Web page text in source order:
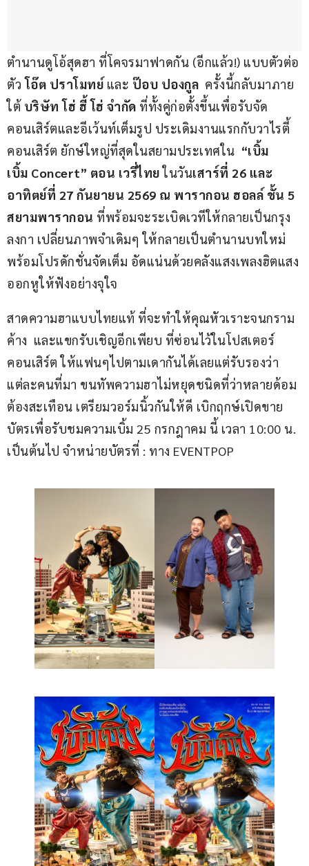
ตำนานดูโอ้สุดฮา ที่โคจรมาฟาดกัน (อีกแล้ว!) แบบตัวต่อ
ตัว โอ๊ต ปราโมทย์ และ ป๊อบ ปองกูล ครั้งนี้กลับมาภาย
ใต้ บริษัท โฮ่ ฮี้ โฮ่ จำกัด ที่ทั้งคู่ก่อตั้งขึ้นเพื่อรับจัด
คอนเสิร์ตและอีเว้นท์เต็มรูป ประเดิมงานแรกกับวาไรตี้
คอนเสิร์ต ยักษ์ใหญ่ที่สุดในสยามประเทศใน “เบิ้ม
เบิ้ม Concert” ตอน เวรี่ไทย ในวันเสาร์ที่ 26 และ
อาทิตย์ที่ 27 กันยายน 2569 ณ พารากอน ฮอลล์ ชั้น 5
สยามพารากอน ที่พร้อมจะระเบิดเวทีให้กลายเป็นกรุง
ลงกา เปลี่ยนภาพจำเดิมๆ ให้กลายเป็นตำนานบทใหม่
พร้อมโปรดักชั่นจัดเต็ม อัดแน่นด้วยคลังแสงเพลงฮิตแสง
ออกหูให้ฟังอย่างจุใจ
สาดความฮาแบบไทยแท้ ที่จะทำให้คุณหัวเราะจนกราม
ค้าง  และแขกรับเชิญอีกเพียบ ที่ซ่อนไว้ในโปสเตอร์
คอนเสิร์ต ให้แฟนๆไปตามเดากันได้เลยแต่รับรองว่า
แต่ละคนที่มา ขนทัพความฮาไม่หยุดชนิดที่ว่าหลายด้อม
ต้องสะเทือน เตรียมวอร์มนิ้วกันให้ดี เบิกฤกษ์เปิดขาย
บัตรเพื่อรับชมความเบิ้ม 25 กรกฎาคม นี้ เวลา 10:00 น.
เป็นต้นไป จำหน่ายบัตรที่ : ทาง EVENTPOP